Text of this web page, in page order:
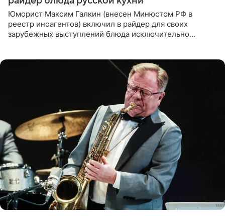
Юморист Максим Галкин (внесен Минюстом РФ в
реестр иноагентов) включил в райдер для своих
зарубежных выступлений блюда исключительно